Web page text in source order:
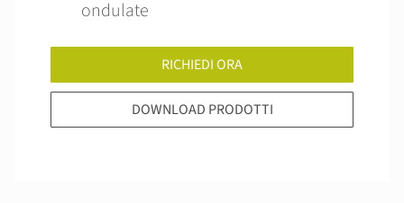
ondulate
RICHIEDI ORA
DOWNLOAD PRODOTTI